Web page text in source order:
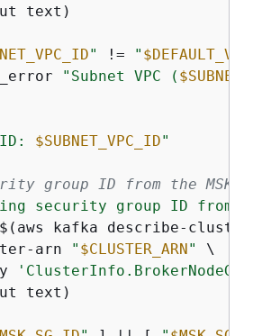
text)
" != "
"Subnet VPC (
ID: $SUBNET_VPC_ID"
group ID from the MSK
security group ID from
kafka describe-cluster
arn
" $CLUSTER_ARN"
\
text)